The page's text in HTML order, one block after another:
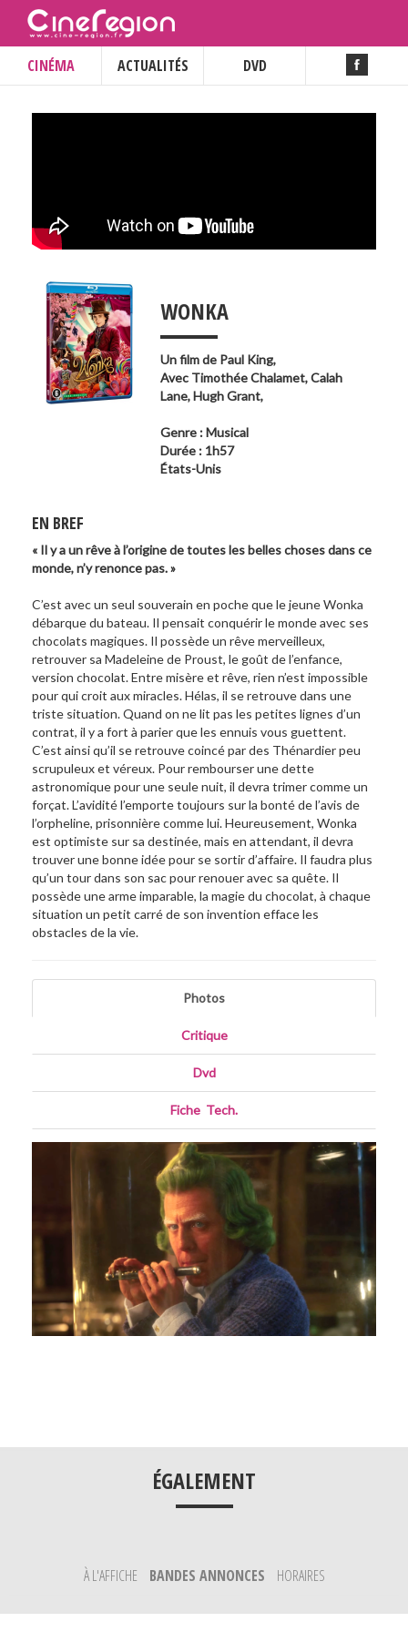
CINÉMA ACTUALITÉS DVD
WONKA
___
Un film de Paul King,
Avec Timothée Chalamet,Calah
Lane,Hugh Grant,
Genre : Musical
Durée : 1h57
États-Unis
EN BREF
« Il y a un rêve à l’origine de toutes les belles choses dans ce
monde, n’y renonce pas. »
C’est avec un seul souverain en poche que le jeune Wonka
débarque du bateau. Il pensait conquérir le monde avec ses
chocolats magiques. Il possède un rêve merveilleux,
retrouver sa Madeleine de Proust, le goût de l’enfance,
version chocolat. Entre misère et rêve, rien n’est impossible
pour qui croit aux miracles. Hélas, il se retrouve dans une
triste situation. Quand on ne lit pas les petites lignes d’un
contrat, il y a fort à parier que les ennuis vous guettent.
C’est ainsi qu’il se retrouve coincé par des Thénardier peu
scrupuleux et véreux. Pour rembourser une dette
astronomique pour une seule nuit, il devra trimer comme un
forçat. L’avidité l’emporte toujours sur la bonté de l’avis de
l’orpheline, prisonnière comme lui. Heureusement, Wonka
est optimiste sur sa destinée, mais en attendant, il devra
trouver une bonne idée pour se sortir d’affaire. Il faudra plus
qu’un tour dans son sac pour renouer avec sa quête. Il
possède une arme imparable, la magie du chocolat, à chaque
situation un petit carré de son invention efface les
obstacles de la vie.
Photos
Critique
Dvd
Fiche Tech.
ÉGALEMENT
___
À L'AFFICHE BANDES ANNONCES HORAIRES